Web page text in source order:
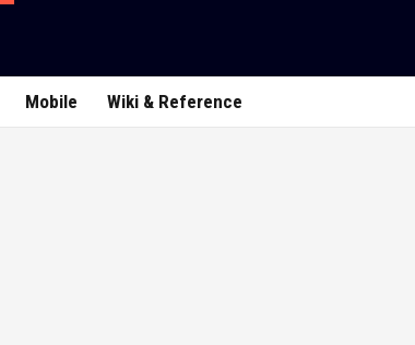
Mobile Wiki & Reference